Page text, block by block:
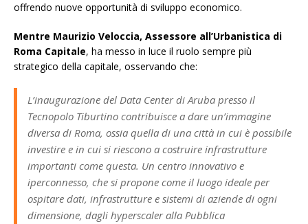
offrendo nuove opportunità di sviluppo economico.
Mentre Maurizio Veloccia, Assessore all’Urbanistica di
Roma Capitale, ha messo in luce il ruolo sempre più
strategico della capitale, osservando che:
L’inaugurazione del Data Center di Aruba presso il
Tecnopolo Tiburtino contribuisce a dare un’immagine
diversa di Roma, ossia quella di una città in cui è possibile
investire e in cui si riescono a costruire infrastrutture
importanti come questa. Un centro innovativo e
iperconnesso, che si propone come il luogo ideale per
ospitare dati, infrastrutture e sistemi di aziende di ogni
dimensione, dagli hyperscaler alla Pubblica